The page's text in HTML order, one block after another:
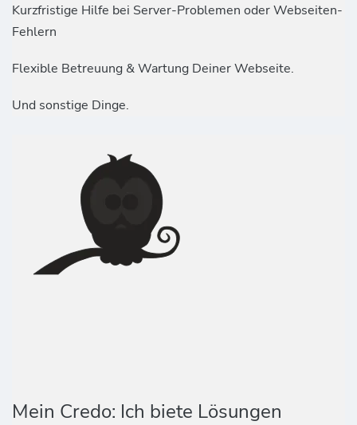
Kurzfristige Hilfe bei Server-Problemen oder Webseiten-
Fehlern
Flexible Betreuung & Wartung Deiner Webseite.
Und sonstige Dinge.
Mein Credo: Ich biete Lösungen